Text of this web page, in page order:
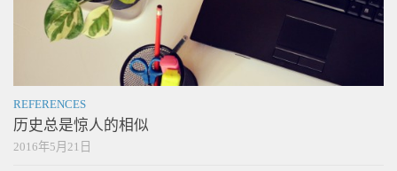
REFERENCES
历史总是惊人的相似
2016年5月21日